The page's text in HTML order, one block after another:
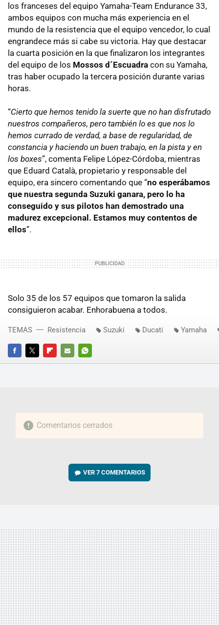
los franceses del equipo Yamaha-Team Endurance 33,
ambos equipos con mucha más experiencia en el
mundo de la resistencia que el equipo vencedor, lo cual
engrandece más si cabe su victoria. Hay que destacar
la cuarta posición en la que finalizaron los integrantes
del equipo de los Mossos d´Escuadra con su Yamaha,
tras haber ocupado la tercera posición durante varias
horas.
“Cierto que hemos tenido la suerte que no han disfrutado
nuestros compañeros, pero también lo es que nos lo
hemos currado de verdad, a base de regularidad, de
constancia y haciendo un buen trabajo, en la pista y en
los boxes”, comenta Felipe López-Córdoba, mientras
que Eduard Català, propietario y responsable del
equipo, era sincero comentando que “no esperábamos
que nuestra segunda Suzuki ganara, pero lo ha
conseguido y sus pilotos han demostrado una
madurez excepcional. Estamos muy contentos de
ellos”.
Solo 35 de los 57 equipos que tomaron la salida
consiguieron acabar. Enhorabuena a todos.
FACEBOOKTWITTERFLIPBOARD
E-
WHATSAPP
TEMAS Resistencia Suzuki Ducati Yamaha
Comentarios cerrados
VER7 COMENTARIOS